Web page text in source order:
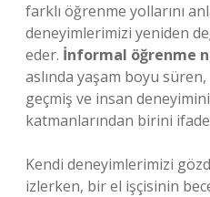
farklı öğrenme yollarını
deneyimlerimizi yeniden
eder. İnformal öğrenme
aslında yaşam boyu
geçmiş ve insan
katmanlarından birini
Kendi deneyimlerimizi
izlerken, bir el işçisinin